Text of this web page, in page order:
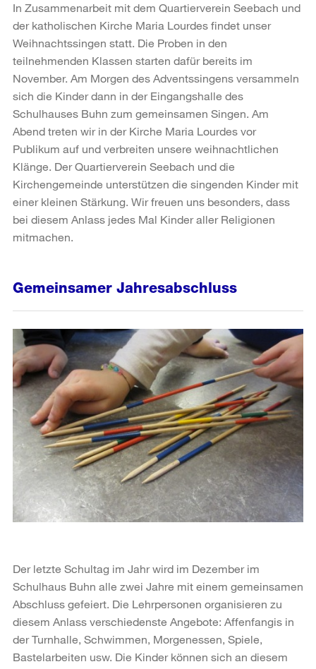
In Zusammenarbeit mit dem Quartierverein Seebach und
der katholischen Kirche Maria Lourdes findet unser
Weihnachtssingen statt. Die Proben in den
teilnehmenden Klassen starten dafür bereits im
November. Am Morgen des Adventssingens versammeln
sich die Kinder dann in der Eingangshalle des
Schulhauses Buhn zum gemeinsamen Singen. Am
Abend treten wir in der Kirche Maria Lourdes vor
Publikum auf und verbreiten unsere weihnachtlichen
Klänge. Der Quartierverein Seebach und die
Kirchengemeinde unterstützen die singenden Kinder mit
einer kleinen Stärkung. Wir freuen uns besonders, dass
bei diesem Anlass jedes Mal Kinder aller Religionen
mitmachen.
Gemeinsamer Jahresabschluss
Der letzte Schultag im Jahr wird im Dezember im
Schulhaus Buhn alle zwei Jahre mit einem gemeinsamen
Abschluss gefeiert. Die Lehrpersonen organisieren zu
diesem Anlass verschiedenste Angebote: Affenfangis in
der Turnhalle, Schwimmen, Morgenessen, Spiele,
Bastelarbeiten usw. Die Kinder können sich an diesem